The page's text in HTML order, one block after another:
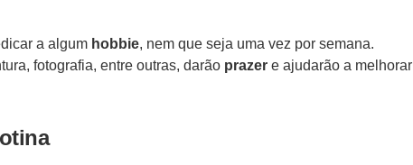
a algum hobbie, nem que seja uma vez por semana.
fotografia, entre outras, darão prazer e ajudarão a melhorar